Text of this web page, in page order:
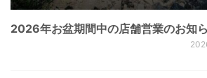
2026年お盆期間中の店舗営業のお知